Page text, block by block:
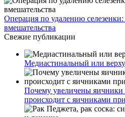
Операция по удалению селезенки:
вмешательства
Свежие публикации
Медиастинальный или
Почему увеличены яичники
происходит с яичниками